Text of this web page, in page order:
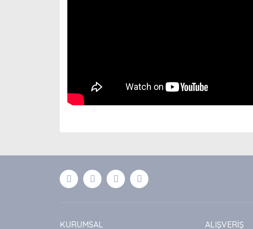
Ürün açıklamasında eksik bilgiler bulunuyor.
Bu ürüne benzer farklı alternatifler olmalı.
KURUMSAL ALIŞVERİŞ